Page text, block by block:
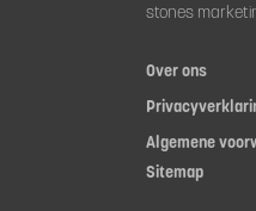
stones
Over ons
Algemene
Sitemap